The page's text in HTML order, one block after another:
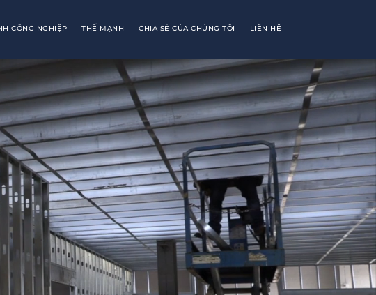
CÔNG NGHIỆP THẾ MẠNH CHIA SẺ CỦA CHÚNG TÔI LIÊN HỆ